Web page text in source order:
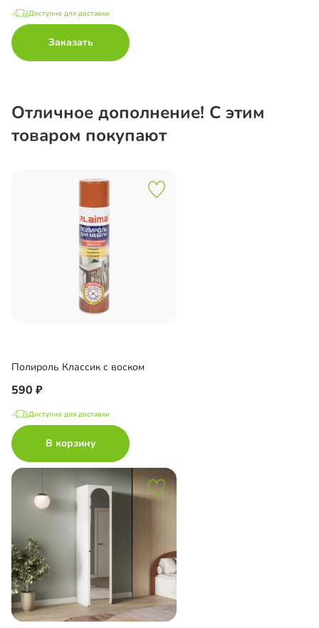
Доступно для доставки
Заказать
Отличное дополнение! С этим
товаром покупают
Полироль Классик с воском
590
Доступно для доставки
В корзину